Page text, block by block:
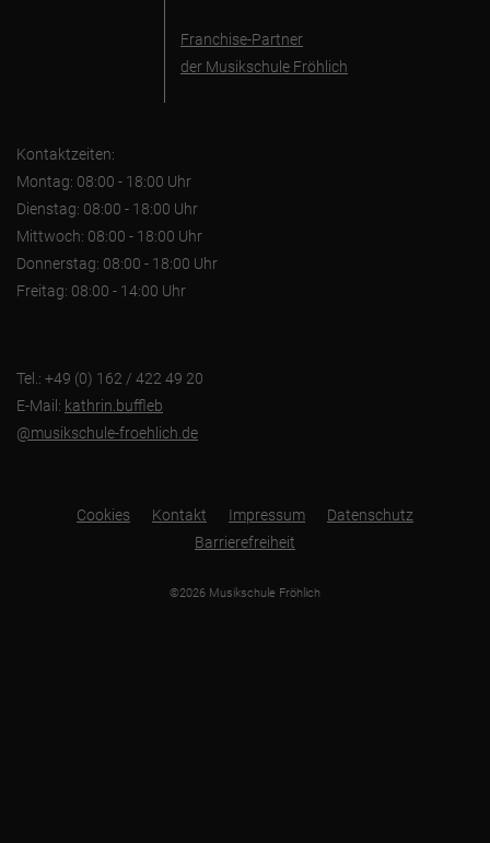
Franchise-Partner
der Musikschule Fröhlich
Kontaktzeiten:
Montag: 08:00 - 18:00 Uhr
Dienstag: 08:00 - 18:00 Uhr
Mittwoch: 08:00 - 18:00 Uhr
Donnerstag: 08:00 - 18:00 Uhr
Freitag: 08:00 - 14:00 Uhr
Tel.: +49 (0) 162 / 422 49 20
E-Mail: kathrin.buffleb
@musikschule-froehlich.de
Cookies Kontakt Impressum
Datenschutz
Barrierefreiheit
©2026 Musikschule Fröhlich